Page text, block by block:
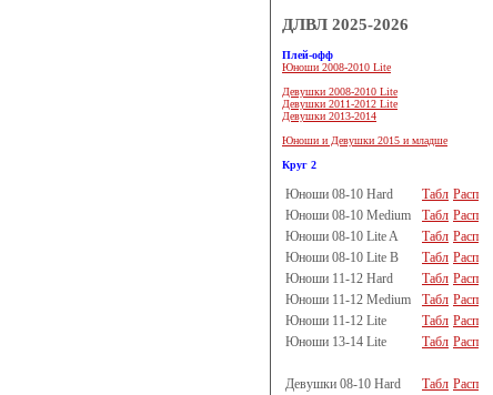
ДЛВЛ 2025-2026
Плей-офф
Юноши 2008-2010 Lite
Девушки 2008-2010 Lite
Девушки 2011-2012 Lite
Девушки 2013-2014
Юноши и Девушки 2015 и младше
Круг 2
Юноши 08-10 Hard Табл Расп
Юноши 08-10 Medium
Табл Расп
Юноши 08-10 Lite A
Табл Расп
Юноши 08-10 Lite B
Табл Расп
Юноши 11-12 Hard
Табл Расп
Юноши 11-12 Medium
Табл Расп
Юноши 11-12 Lite
Табл Расп
Юноши 13-14 Lite
Табл Расп
Девушки 08-10 Hard Табл Расп